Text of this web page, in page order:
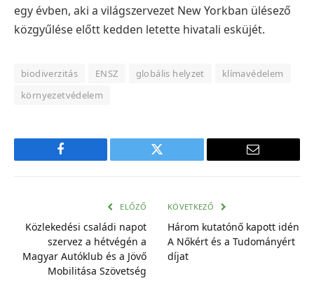
egy évben, aki a világszervezet New Yorkban ülésező
közgyűlése előtt kedden letette hivatali esküjét.
biodiverzitás ENSZ globális helyzet
klímavédelem
környezetvédelem
Facebook Twitter
E-
ELŐZŐ
Közlekedési családi napot
szervez a hétvégén a
Magyar Autóklub és a Jövő
Mobilitása Szövetség
KÖVETKEZŐ
Három kutatónő kapott idén
A Nőkért és a Tudományért
díjat